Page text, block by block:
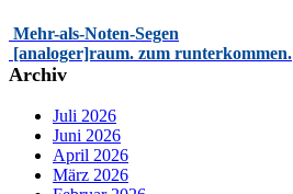
Mehr-als-Noten-Segen
[analoger]raum. zum runterkommen.
Archiv
Juli 2026
Juni 2026
April 2026
März 2026